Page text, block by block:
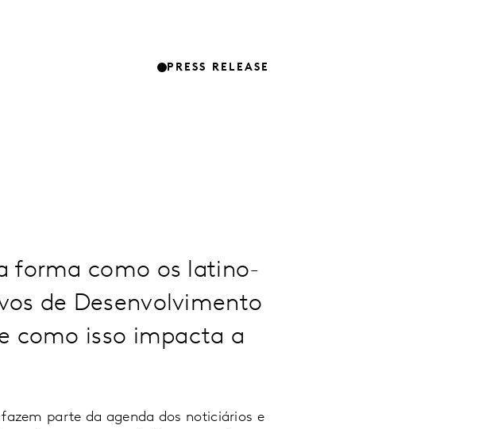
PRESS RELEASE
forma como os latino-
de Desenvolvimento
como isso impacta a
parte da agenda dos noticiários e